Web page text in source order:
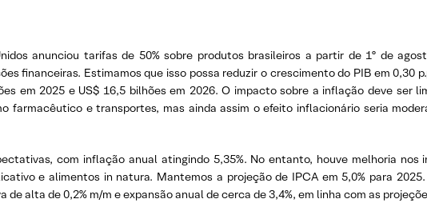
anunciou tarifas de 50% sobre produtos brasileiros a partir de 1º de
financeiras. Estimamos que isso possa reduzir o crescimento do PIB em 0,30
em 2025 e US$ 16,5 bilhões em 2026. O impacto sobre a inflação deve ser
farmacêutico e transportes, mas ainda assim o efeito inflacionário seria
com inflação anual atingindo 5,35%. No entanto, houve melhoria nos
e alimentos in natura. Mantemos a projeção de IPCA em 5,0% para
alta de 0,2% m/m e expansão anual de cerca de 3,4%, em linha com as